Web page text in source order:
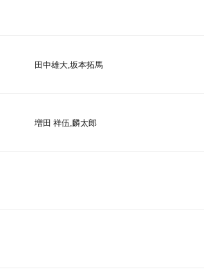
田中雄大,坂本拓馬
増田 祥伍,麟太郎